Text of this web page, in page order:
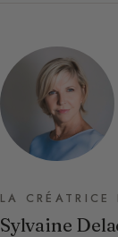
LA CRÉATRICE
Sylvaine